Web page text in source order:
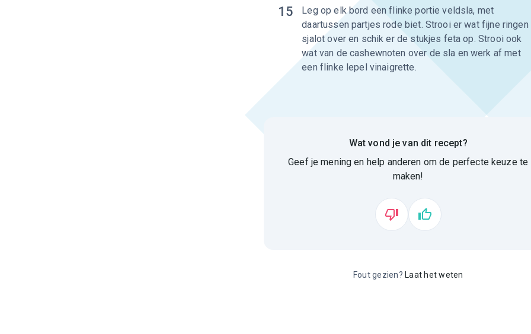
15
Leg op elk bord een flinke portie veldsla, met
daartussen partjes rode biet. Strooi er wat fijne ringen
sjalot over en schik er de stukjes feta op. Strooi ook
wat van de cashewnoten over de sla en werk af met
een flinke lepel vinaigrette.
Wat vond je van dit recept?
Geef je mening en help anderen om de perfecte keuze te
maken!
Fout gezien? Laat het weten